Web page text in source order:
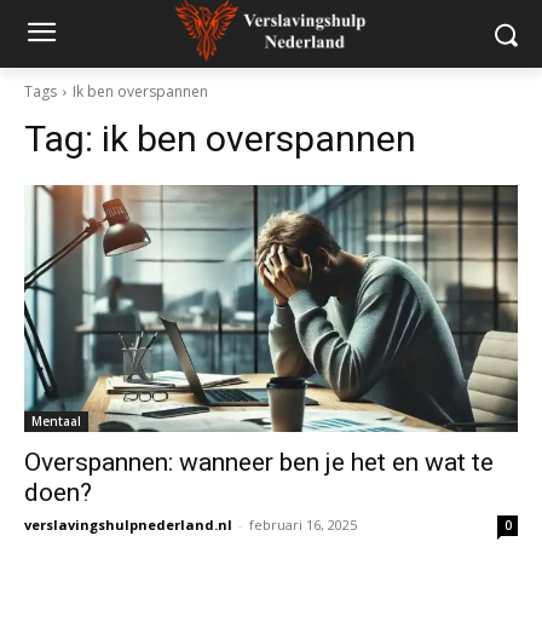
Tags Ik ben overspannen
Tag: ik ben overspannen
Mentaal
Overspannen: wanneer ben je het en wat te
doen?
verslavingshulpnederland.nl - februari 16, 2025 0